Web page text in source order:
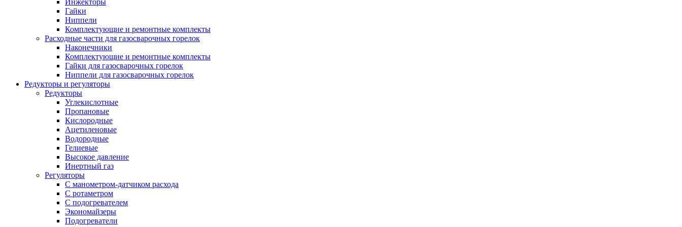
Гайки
Ниппели
Комплектующие и ремонтные комплекты
Расходные части для газосварочных горелок
Наконечники
Комплектующие и ремонтные комплекты
Гайки для газосварочных горелок
Ниппели для газосварочных горелок
Редукторы и регуляторы
Редукторы
Углекислотные
Пропановые
Кислородные
Ацетиленовые
Водородные
Гелиевые
Высокое давление
Инертный газ
Регуляторы
С манометром-датчиком расхода
С ротаметром
С подогревателем
Экономайзеры
Подогреватели